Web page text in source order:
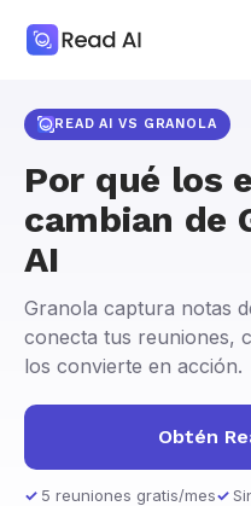
READ AI VS GRANOLA
Por qué los
cambian de
AI
Granola captura notas
conecta tus reuniones,
los convierte en acción.
Obtén
5 reuniones gratis/mes